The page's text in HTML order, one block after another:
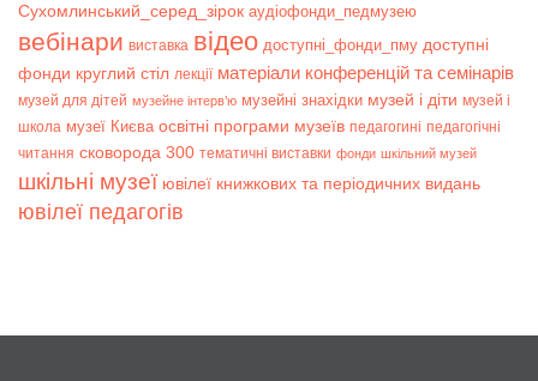
Сухомлинський_серед_зірок аудіофонди_педмузею
вебінари виставка відео доступні_фонди_пму доступні
фонди круглий стіл лекції матеріали конференцій та семінарів
музей для дітей музейне інтерв’ю музейні знахідки музей і діти музей і
школа музеї Києва освітні програми музеїв педагогині педагогічні
читання сковорода 300 тематичні виставки фонди шкільний музей
шкільні музеї ювілеї книжкових та періодичних видань
ювілеї педагогів